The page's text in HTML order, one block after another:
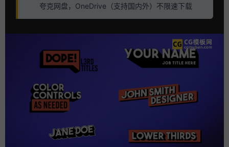
夸克网盘，OneDrive（支持国内外）不限速下载